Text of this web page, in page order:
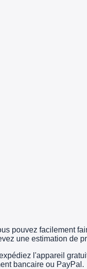
pouvez facilement
une estimation de
l'appareil
bancaire ou PayPal.